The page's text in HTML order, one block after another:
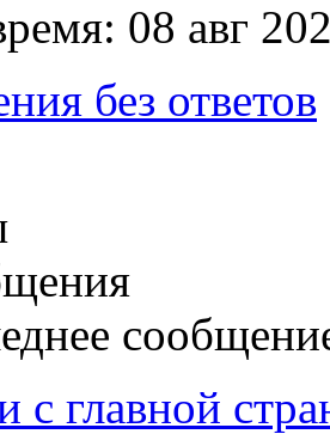
08 авг
без ответов
с главной